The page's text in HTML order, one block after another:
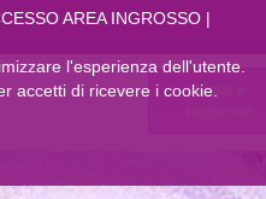
AREA INGROSSO
Login
l'esperienza dell'utente.
accetti di ricevere i cookie.